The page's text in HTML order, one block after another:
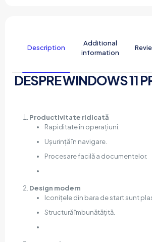
Description
Additional
information
DESPRE WINDOWS 11
Productivitate ridicată
Rapiditate în operațiuni.
Ușurință în navigare.
Procesare facilă a documentelor.
Design modern
Iconițele din bara de start sunt
Structură îmbunătățită.